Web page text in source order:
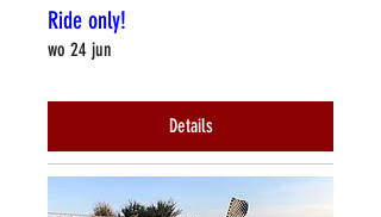
Ride only!
wo 24 jun
Details